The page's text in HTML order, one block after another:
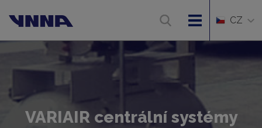
CZ
VARIAIR centrální systémy